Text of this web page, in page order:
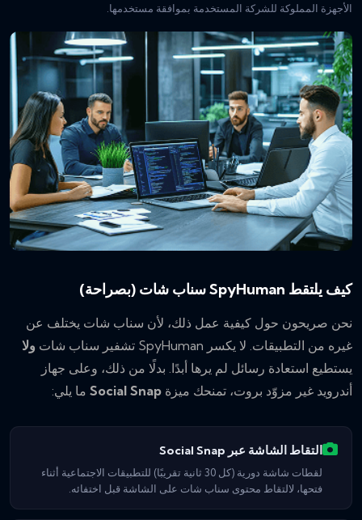
الأجهزة المملوكة للشركة المستخدمة بموافقة مستخدمها.
كيف يلتقط SpyHuman سناب شات (بصراحة)
نحن صريحون حول كيفية عمل ذلك، لأن سناب شات يختلف عن
غيره من التطبيقات. لا يكسر SpyHuman تشفير سناب شات
ولا
يستطيع استعادة رسائل لم يرها أبدًا. بدلًا من ذلك، وعلى جهاز
أندرويد غير مزوّد بروت، تمنحك ميزة Social Snap ما يلي:
التقاط الشاشة عبر Social Snap
لقطات شاشة دورية (كل 30 ثانية تقريبًا) للتطبيقات الاجتماعية أثناء
فتحها، لالتقاط محتوى سناب شات على الشاشة قبل اختفائه.